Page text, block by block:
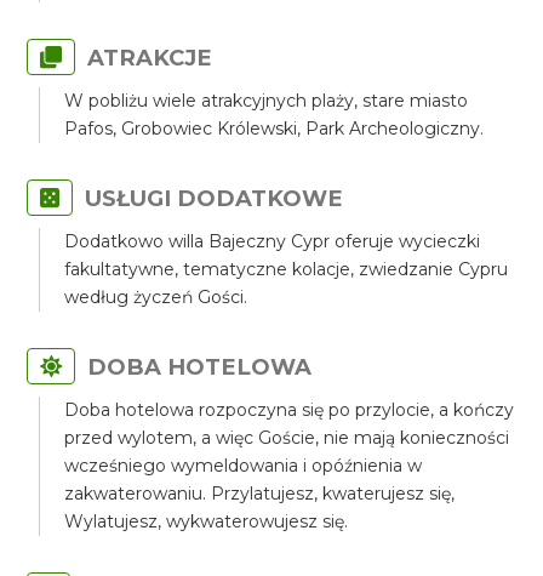
ATRAKCJE
W pobliżu wiele atrakcyjnych plaży, stare miasto
Pafos, Grobowiec Królewski, Park Archeologiczny.
USŁUGI DODATKOWE
Dodatkowo willa Bajeczny Cypr oferuje wycieczki
fakultatywne, tematyczne kolacje, zwiedzanie Cypru
według życzeń Gości.
DOBA HOTELOWA
Doba hotelowa rozpoczyna się po przylocie, a kończy
przed wylotem, a więc Goście, nie mają konieczności
wcześniego wymeldowania i opóźnienia w
zakwaterowaniu. Przylatujesz, kwaterujesz się,
Wylatujesz, wykwaterowujesz się.